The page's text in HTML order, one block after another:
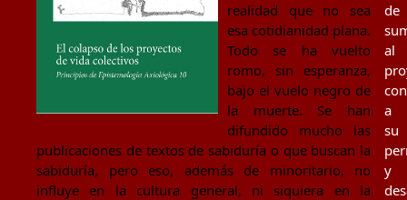
realidad que no sea
esa cotidianidad plana.
Todo se ha vuelto
romo, sin esperanza,
bajo el vuelo negro de
la muerte. Se han
difundido mucho las
publicaciones de textos de sabiduría o que buscan la
sabiduría, pero eso, además de minoritario, no
influye en la cultura general, ni siquiera en la
de
al
a
su
y